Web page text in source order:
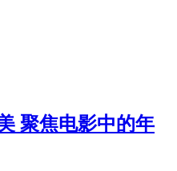
聚焦电影中的年